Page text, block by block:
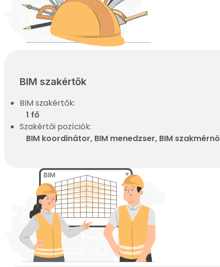
BIM szakértők
BIM szakértők:
1 fő
Szakértői pozíciók:
BIM koordinátor, BIM menedzser, BIM